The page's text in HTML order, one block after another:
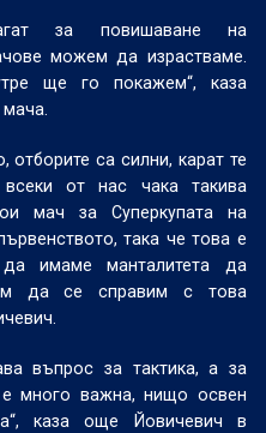
за повишаване на
можем да израстваме.
ще го покажем“, каза
са силни, карат те
от нас чака такива
мач за Суперкупата на
така че това е
имаме манталитета да
да се справим с това
въпрос за тактика, а за
много важна, нищо освен
каза още Йовичевич в